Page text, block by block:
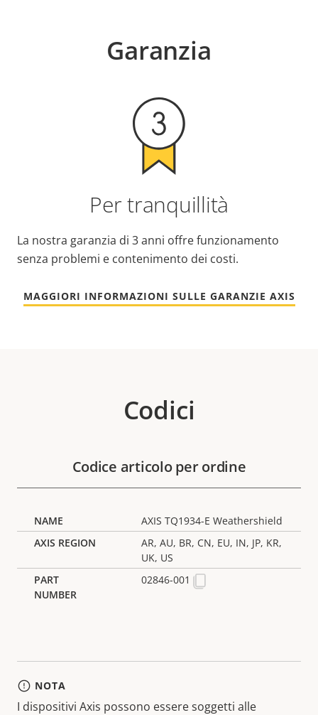
Garanzia
Per tranquillità
La nostra garanzia di 3 anni offre funzionamento
senza problemi e contenimento dei costi.
MAGGIORI INFORMAZIONI SULLE GARANZIE AXIS
Codici
Codice articolo per ordine
AXIS TQ1934-E Weathershield
AR, AU, BR, CN, EU, IN, JP, KR,
UK, US
02846-001
NOTA
I dispositivi Axis possono essere soggetti alle